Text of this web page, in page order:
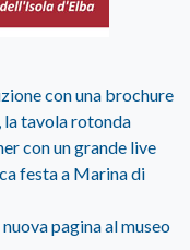
con una brochure
la tavola rotonda
con un grande live
festa a Marina di
pagina al museo